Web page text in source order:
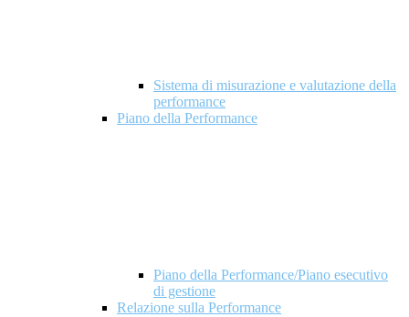
Sistema di misurazione e valutazione della
performance
Piano della Performance
Piano della Performance/Piano esecutivo
di gestione
Relazione sulla Performance